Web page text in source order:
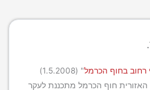
רחוב בחוף הכרמל
" (1.5.2008)
חוף הכרמל מתכננת לעקר